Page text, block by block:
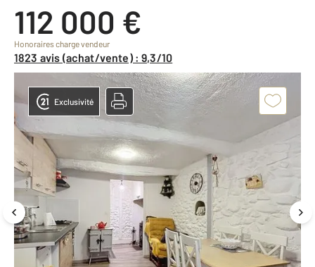
112 000 €
Honoraires charge vendeur
1823 avis (achat/vente) : 9,3/10
Exclusivité